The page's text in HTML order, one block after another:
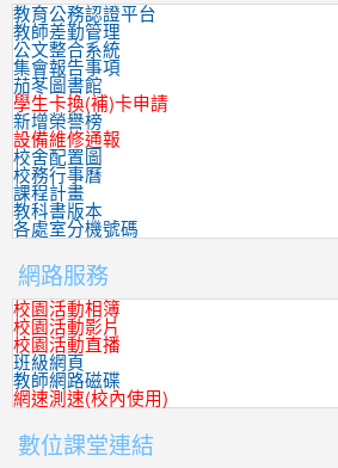
教育公務認證平台
教師差勤管理
公文整合系統
集會報告事項
茄苳圖書館
學生卡換(補)卡申請
新增榮譽榜
設備維修通報
校舍配置圖
校務行事曆
課程計畫
教科書版本
各處室分機號碼
網路服務
校園活動相簿
校園活動影片
校園活動直播
班級網頁
教師網路磁碟
網速測速(校內使用)
數位課堂連結